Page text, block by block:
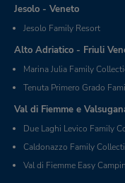
Jesolo - Veneto
Jesolo Family Resort
Alto Adriatico - Friuli
Marina Julia Family
Tenuta Primero Grado
Val di Fiemme e
Due Laghi Levico Family
Caldonazzo Family
Val di Fiemme Easy